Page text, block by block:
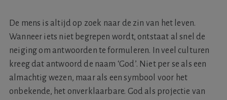
De mens is altijd op zoek naar de zin van het leven.
Wanneer iets niet begrepen wordt, ontstaat al snel de
neiging om antwoorden te formuleren. In veel culturen
kreeg dat antwoord de naam ‘God’. Niet per se als een
almachtig wezen, maar als een symbool voor het
onbekende, het onverklaarbare. God als projectie van